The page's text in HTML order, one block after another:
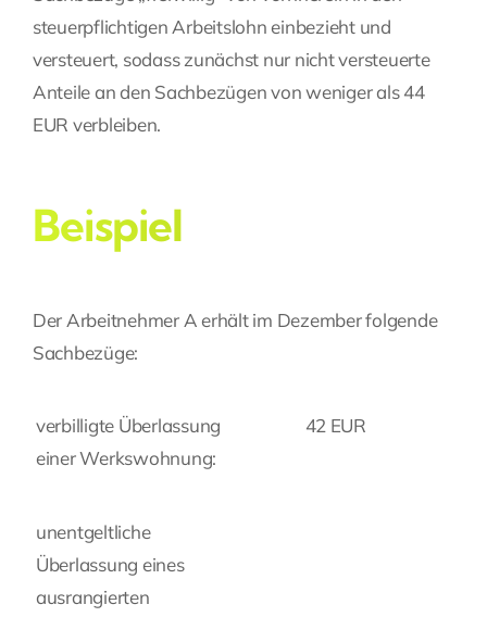
steuerpflichtigen Arbeitslohn einbezieht und
versteuert, sodass zunächst nur nicht versteuerte
Anteile an den Sachbezügen von weniger als 44
EUR verbleiben.
Beispiel
Der Arbeitnehmer A erhält im Dezember folgende
Sachbezüge:
verbilligte Überlassung
einer Werkswohnung:
42 EUR
unentgeltliche
Überlassung eines
ausrangierten